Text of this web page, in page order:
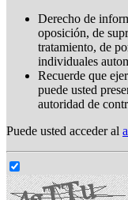
Derecho de
oposición, de
tratamiento, de
individuales
Recuerde que
puede usted
autoridad de
Puede usted acceder al